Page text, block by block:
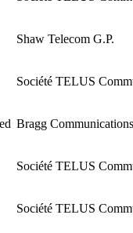
Shaw Telecom G.P.
Société TELUS
Bragg
Société TELUS
Société TELUS